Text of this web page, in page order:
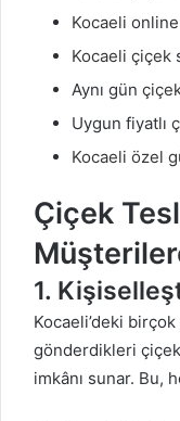
Kocaeli online
Kocaeli çiçek
Aynı gün
Uygun fiyatlı
Kocaeli özel
Çiçek
1.
Kocaeli’deki birçok
gönderdikleri
imkânı sunar. Bu,